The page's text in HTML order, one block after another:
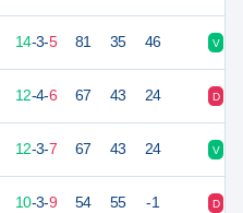
14-3-5 81 35 46 V
12-4-6 67 43 24 D
12-3-7 67 43 24 V
10-3-9 54 55 -1 D